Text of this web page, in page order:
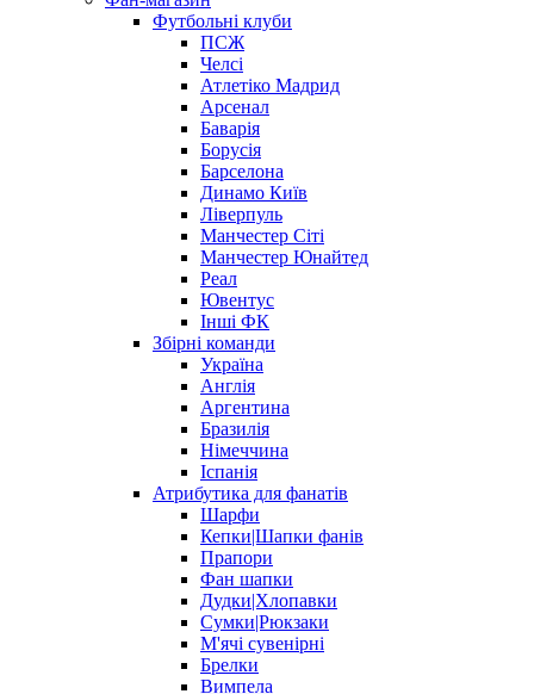
Футбольні клуби
ПСЖ
Челсі
Атлетіко Мадрид
Арсенал
Баварія
Борусія
Барселона
Динамо Київ
Ліверпуль
Манчестер Сіті
Манчестер Юнайтед
Реал
Ювентус
Інші ФК
Збірні команди
Україна
Англія
Аргентина
Бразилія
Німеччина
Іспанія
Атрибутика для фанатів
Шарфи
Кепки|Шапки фанів
Прапори
Фан шапки
Дудки|Хлопавки
Сумки|Рюкзаки
М'ячі сувенірні
Брелки
Вимпела